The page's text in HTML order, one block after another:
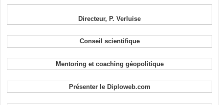
Directeur, P. Verluise
Conseil scientifique
Mentoring et coaching géopolitique
Présenter le Diploweb.com